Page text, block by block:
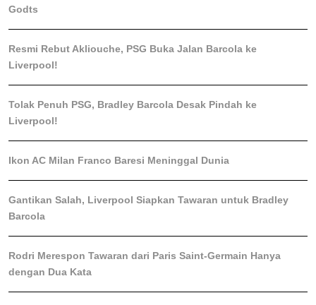
Godts
Resmi Rebut Akliouche, PSG Buka Jalan Barcola ke
Liverpool!
Tolak Penuh PSG, Bradley Barcola Desak Pindah ke
Liverpool!
Ikon AC Milan Franco Baresi Meninggal Dunia
Gantikan Salah, Liverpool Siapkan Tawaran untuk Bradley
Barcola
Rodri Merespon Tawaran dari Paris Saint-Germain Hanya
dengan Dua Kata